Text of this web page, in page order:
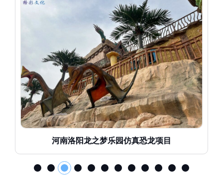
河南洛阳龙之梦乐园仿真恐龙项目